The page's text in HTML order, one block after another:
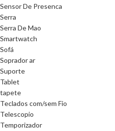
Sensor De Presenca
Serra
Serra De Mao
Smartwatch
Sofá
Soprador ar
Suporte
Tablet
tapete
Teclados com/sem Fio
Telescopio
Temporizador